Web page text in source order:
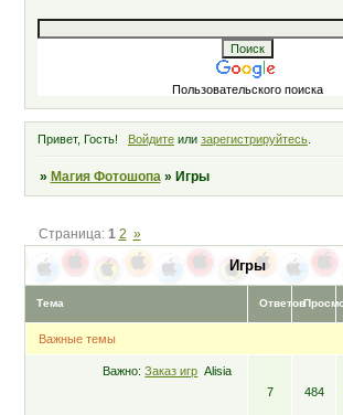
Пользовательского поиска
Привет, Гость! Войдитеили зарегистрируйтесь.
» Магия Фотошопа » Игры
Игры
Страница: 1 2 »
Тема Ответов
Важные темы
Важно: Заказ игр Alisia
7
484